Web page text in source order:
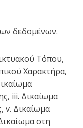
δεδομένων.
Τόπου,
Χαρακτήρα,
iii. Δικαίωμα
v. Δικαίωμα
στη